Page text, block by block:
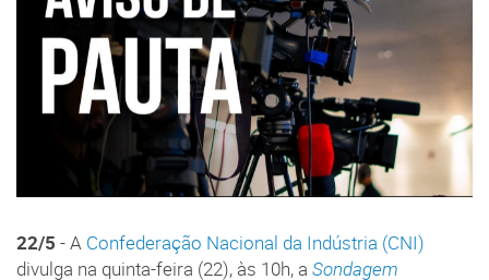
22/5 - A Confederação Nacional da Indústria (CNI)
divulga na quinta-feira (22), às 10h, a Sondagem